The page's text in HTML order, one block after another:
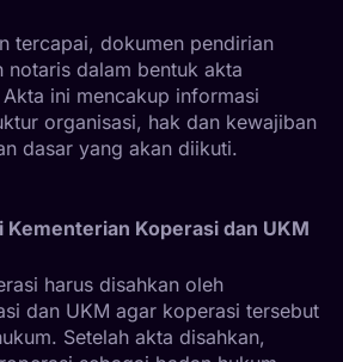
tercapai, dokumen pendirian
notaris dalam bentuk akta
ini mencakup informasi
organisasi, hak dan kewajiban
dasar yang akan diikuti.
Kementerian Koperasi dan UKM
harus disahkan oleh
dan UKM agar koperasi tersebut
Setelah akta disahkan,